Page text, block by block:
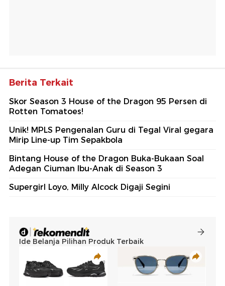
Berita Terkait
Skor Season 3 House of the Dragon 95 Persen di
Rotten Tomatoes!
Unik! MPLS Pengenalan Guru di Tegal Viral gegara
Mirip Line-up Tim Sepakbola
Bintang House of the Dragon Buka-Bukaan Soal
Adegan Ciuman Ibu-Anak di Season 3
Supergirl Loyo, Milly Alcock Digaji Segini